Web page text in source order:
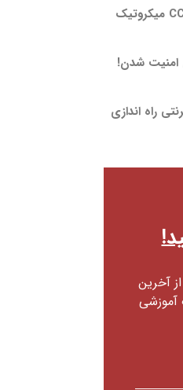
امنیت شدن!
راه اندازی
آخرین
آموزشی